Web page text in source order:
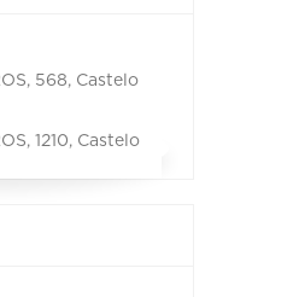
568, Castelo
1210, Castelo